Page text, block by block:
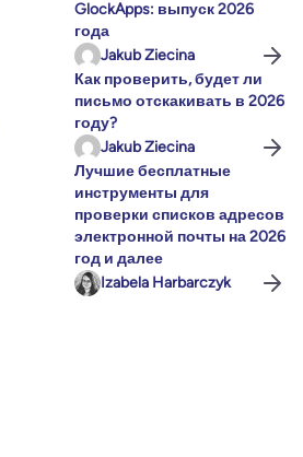
GlockApps: выпуск 2026
года
Jakub Ziecina
Как проверить, будет ли
письмо отскакивать в 2026
году?
Jakub Ziecina
Лучшие бесплатные
инструменты для
проверки списков адресов
электронной почты на 2026
год и далее
Izabela Harbarczyk